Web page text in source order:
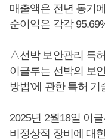
매출액은 전년 동기
순이익은 각각
△선박 보안관리 특
이글루는 선박의 보
방법’에 관한 특허
2025년 2월18일 이
비정상적 장비에 대